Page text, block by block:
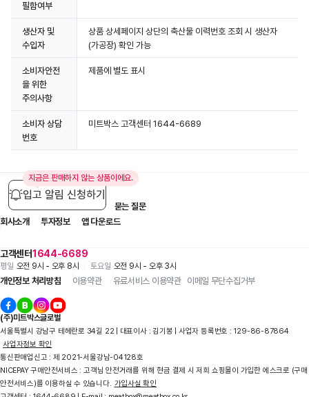
필함여부
생산자 및
수입자
상품 상세페이지 상단의 축산물 이력번호 조회 시 생산자
(가공장) 확인 가능
소비자안전
을 위한
주의사항
제품에 별도 표시
소비자 상담
번호
미트박스 고객센터 1644-6689
지금은 판매하지 않는 상품이에요.
입고 알림 신청하기
고객센터1644-6689
평일 오전 9시 - 오후 8시 토요일 오전 9시 - 오후 3시
입점 제휴 문의
자주 묻는 질문
회사소개
투자정보 앱 다운로드
개인정보 처리방침 이용약관 유료서비스 이용약관 이메일 무단수집거부
(주)미트박스글로벌
서울특별시 강남구 테헤란로 34길 22 | 대표이사 : 김기봉 | 사업자 등록번호 : 129-86-87864
사업자정보 확인
통신판매업신고 : 제 2021-서울강남-04128호
NICEPAY 구매안전서비스 : 고객님 안전거래를 위해 현금 결제 시 저희 쇼핑몰이 가입한 에스크로 (구매
안전서비스)를 이용하실 수 있습니다. 가입사실 확인